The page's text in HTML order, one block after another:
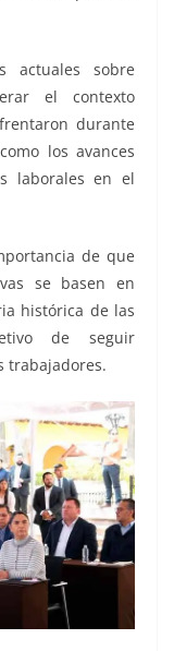
actuales sobre
el contexto
durante
los avances
laborales en el
de que
se basen en
histórica de las
de seguir
trabajadores.